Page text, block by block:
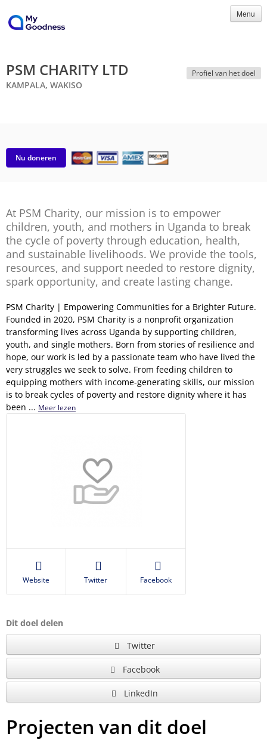
Menu
Profiel van het doel
PSM CHARITY LTD
KAMPALA, WAKISO
Nu doneren
At PSM Charity, our mission is to empower
children, youth, and mothers in Uganda to break
the cycle of poverty through education, health,
and sustainable livelihoods. We provide the tools,
resources, and support needed to restore dignity,
spark opportunity, and create lasting change.
PSM Charity | Empowering Communities for a Brighter Future.
Founded in 2020, PSM Charity is a nonprofit organization
transforming lives across Uganda by supporting children,
youth, and single mothers. Born from stories of resilience and
hope, our work is led by a passionate team who have lived the
very struggles we seek to solve. From feeding children to
equipping mothers with income-generating skills, our mission
is to break cycles of poverty and restore dignity where it has
been ... Meer lezen
Website Twitter Facebook
Dit doel delen
Twitter
Facebook
LinkedIn
Projecten van dit doel